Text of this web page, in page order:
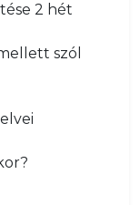
2 hét
szól